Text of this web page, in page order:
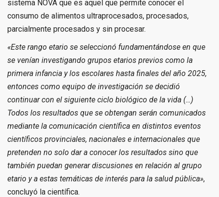
sistema NOVA que es aquel que permite conocer el
consumo de alimentos ultraprocesados, procesados,
parcialmente procesados y sin procesar.
«Este rango etario se seleccionó fundamentándose en que
se venían investigando grupos etarios previos como la
primera infancia y los escolares hasta finales del año 2025,
entonces como equipo de investigación se decidió
continuar con el siguiente ciclo biológico de la vida (…)
Todos los resultados que se obtengan serán comunicados
mediante la comunicación científica en distintos eventos
científicos provinciales, nacionales e internacionales que
pretenden no solo dar a conocer los resultados sino que
también puedan generar discusiones en relación al grupo
etario y a estas temáticas de interés para la salud pública»,
concluyó la científica.